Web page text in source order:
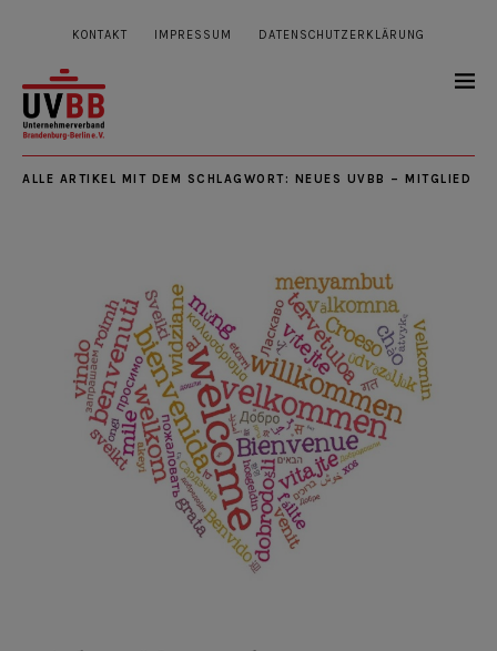
KONTAKT IMPRESSUM DATENSCHUTZERKLÄRUNG
ALLE ARTIKEL MIT DEM SCHLAGWORT: NEUES UVBB – MITGLIED